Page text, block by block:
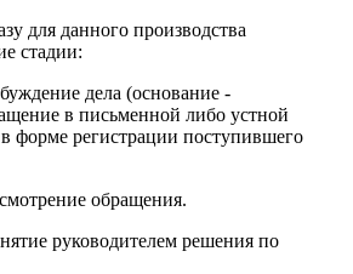
для данного производства
стадии:
дела (основание -
в письменной либо устной
форме регистрации поступившего
обращения.
руководителем решения по